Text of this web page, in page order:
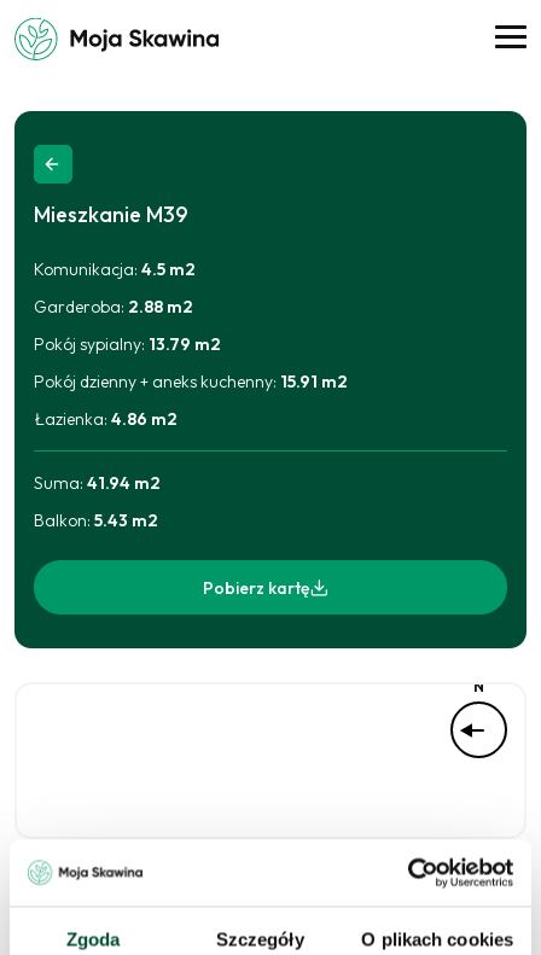
Zgoda Szczegóły O plikach cookies
Mieszkanie M39
Komunikacja:4.5 m2
Garderoba: 2.88 m2
Pokój sypialny: 13.79 m2
Pokój dzienny + aneks kuchenny: 15.91 m2
Łazienka:4.86 m2
Suma:41.94 m2
Balkon:5.43 m2
Pobierz kartę
N